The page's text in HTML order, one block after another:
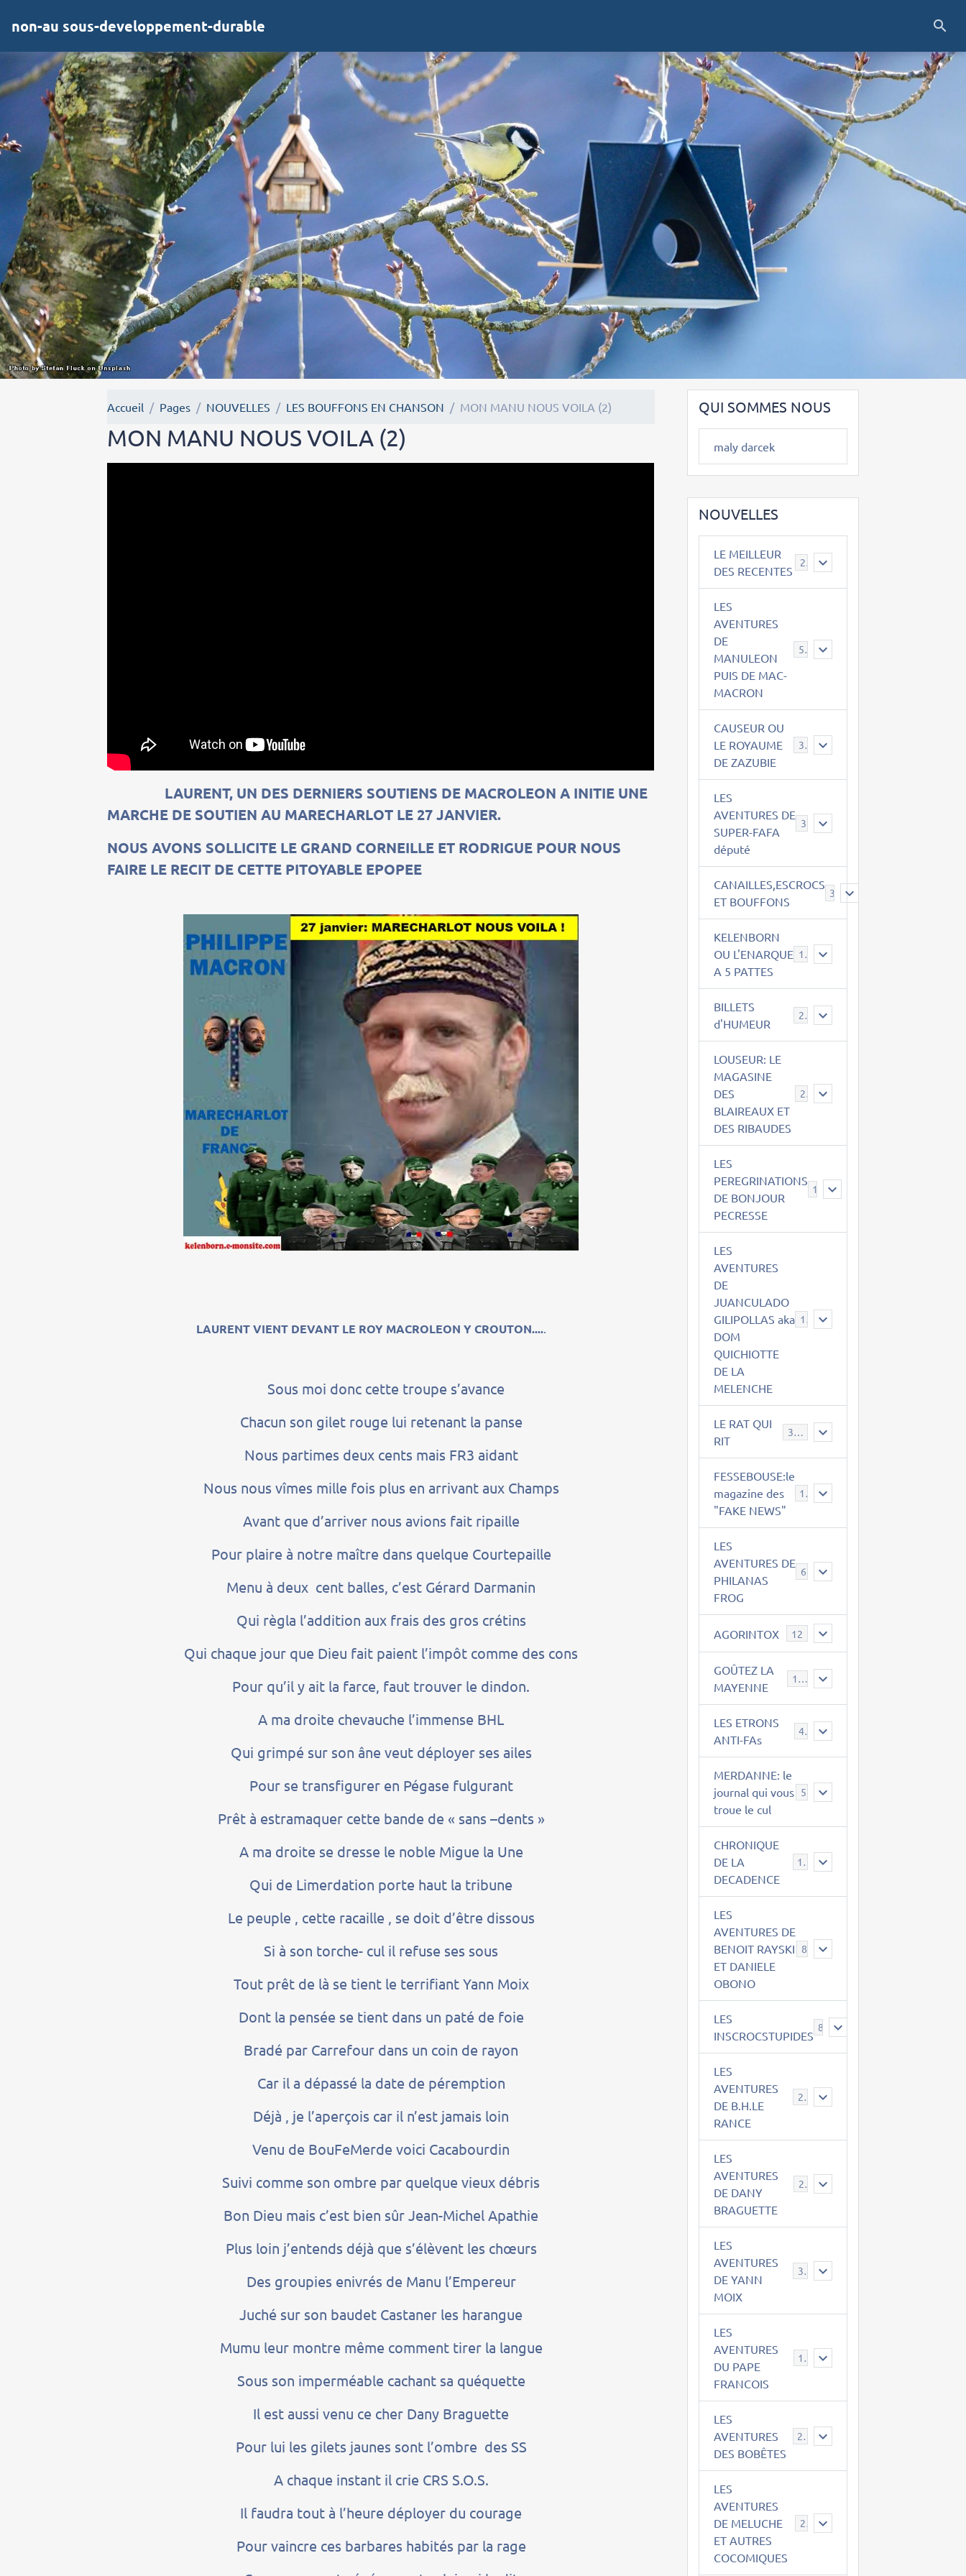
non-au sous-developpement-durable
Accueil Pages NOUVELLES LES BOUFFONS EN CHANSON MON MANU NOUS VOILA (2)
MON MANU NOUS VOILA (2)
LAURENT, UN DES DERNIERS SOUTIENS DE MACROLEON A INITIE UNE
MARCHE DE SOUTIEN AU MARECHARLOT LE 27 JANVIER.
NOUS AVONS SOLLICITE LE GRAND CORNEILLE ET RODRIGUE POUR NOUS
FAIRE LE RECIT DE CETTE PITOYABLE EPOPEE
LAURENT VIENT DEVANT LE ROY MACROLEON Y CROUTON.....
Sous moi donc cette troupe s’avance
Chacun son gilet rouge lui retenant la panse
Nous partimes deux cents mais FR3 aidant
Nous nous vîmes mille fois plus en arrivant aux Champs
Avant que d’arriver nous avions fait ripaille
Pour plaire à notre maître dans quelque Courtepaille
Menu à deux cent balles, c’est Gérard Darmanin
Qui règla l’addition aux frais des gros crétins
Qui chaque jour que Dieu fait paient l’impôt comme des cons
Pour qu’il y ait la farce, faut trouver le dindon.
A ma droite chevauche l’immense BHL
Qui grimpé sur son âne veut déployer ses ailes
Pour se transfigurer en Pégase fulgurant
Prêt à estramaquer cette bande de « sans –dents »
A ma droite se dresse le noble Migue la Une
Qui de Limerdation porte haut la tribune
Le peuple , cette racaille , se doit d’être dissous
Si à son torche- cul il refuse ses sous
Tout prêt de là se tient le terrifiant Yann Moix
Dont la pensée se tient dans un paté de foie
Bradé par Carrefour dans un coin de rayon
Car il a dépassé la date de péremption
Déjà , je l’aperçois car il n’est jamais loin
Venu de BouFeMerde voici Cacabourdin
Suivi comme son ombre par quelque vieux débris
Bon Dieu mais c’est bien sûr Jean-Michel Apathie
Plus loin j’entends déjà que s’élèvent les chœurs
Des groupies enivrés de Manu l’Empereur
Juché sur son baudet Castaner les harangue
Mumu leur montre même comment tirer la langue
Sous son imperméable cachant sa quéquette
Il est aussi venu ce cher Dany Braguette
Pour lui les gilets jaunes sont l’ombre des SS
A chaque instant il crie CRS S.O.S.
Il faudra tout à l’heure déployer du courage
Pour vaincre ces barbares habités par la rage
QUI SOMMES NOUS
maly darcek
NOUVELLES
LE MEILLEUR
DES RECENTES
2
LES
AVENTURES
DE
MANULEON
PUIS DE MAC-
MACRON
543
CAUSEUR OU
LE ROYAUME
DE ZAZUBIE
38
LES
AVENTURES DE
SUPER-FAFA
député
CANAILLES,ESCROCS
ET BOUFFONS
385
KELENBORN
OU L'ENARQUE
A 5 PATTES
14
BILLETS
d'HUMEUR
2
LOUSEUR: LE
MAGASINE
DES
BLAIREAUX ET
DES RIBAUDES
21
LES
PEREGRINATIONS
DE BONJOUR
PECRESSE
14
LES
AVENTURES
DE
JUANCULADO
GILIPOLLAS aka
DOM
QUICHIOTTE
DE LA
MELENCHE
119
LE RAT QUI
RIT
395
FESSEBOUSE:le
magazine des
"FAKE NEWS"
19
LES
AVENTURES DE
PHILANAS
FROG
AGORINTOX 12
GOÛTEZ LA
MAYENNE
189
LES ETRONS
ANTI-FAs
4
MERDANNE: le
journal qui vous
troue le cul
CHRONIQUE
DE LA
DECADENCE
12
LES
AVENTURES DE
BENOIT RAYSKI
ET DANIELE
OBONO
LES
INSCROCSTUPIDES
8
LES
AVENTURES
DE B.H.LE
RANCE
21
LES
AVENTURES
DE DANY
BRAGUETTE
29
LES
AVENTURES
DE YANN
MOIX
39
LES
AVENTURES
DU PAPE
FRANCOIS
15
LES
AVENTURES
DES BOBÊTES
23
LES
AVENTURES
DE MELUCHE
ET AUTRES
COCOMIQUES
22